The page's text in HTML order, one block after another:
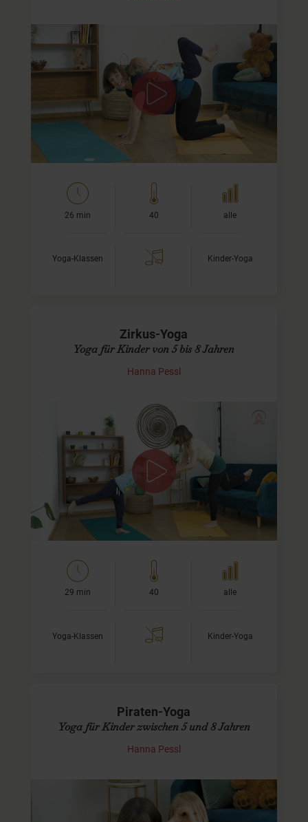
Für Dein Kind und Dich
Kinderyoga Einheit robottern wir uns durch
den Sonnengruß, kugeln herum und bauen ein
Amphibien-Flugzeug-Dingsbums mit viel Brumm.
Außerdem zeige ich euch eine…
26 min 40 alle
Yoga-Klassen Kinder-Yoga
Zirkus-Yoga
Yoga für Kinder von 5 bis 8 Jahren
Hanna Pessl
Manege frei!
Heute geht`s in den Zirkus. Wir fahren mit dem Zirkus-
Zug, schnuppern und futtern Popcorn und schlüpfen in
verschiedene Rollen. Zum Beispiel dürfen die Kinder auf
ihren Mama- ode…
29 min 40 alle
Yoga-Klassen Kinder-Yoga
Piraten-Yoga
Yoga für Kinder zwischen 5 und 8 Jahren
Hanna Pessl
Komm mit auf Schatzsuche